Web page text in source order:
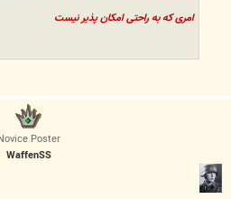
امری که به راحتی امکان پذیر نیست
Novice Poster
WaffenSS